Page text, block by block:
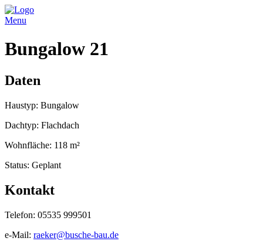
Menu
Bungalow 21
Daten
Haustyp: Bungalow
Dachtyp: Flachdach
Wohnfläche: 118 m²
Status: Geplant
Kontakt
Telefon: 05535 999501
e-Mail: raeker@busche-bau.de